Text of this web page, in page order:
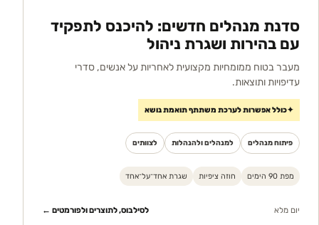
סדנת מנהלים חדשים: להיכנס לתפקיד
עם בהירות ושגרת ניהול
מעבר בטוח ממומחיות מקצועית לאחריות על אנשים, סדרי
עדיפויות ותוצאות.
✦כולל אפשרות לערכת משתתף תואמת נושא
פיתוח מנהלים למנהלים ולהנהלות לצוותים
מפת 90 הימים חוזה ציפיות שגרת אחד־על־אחד
יום מלא לסילבוס, לתוצרים ולפורמטים ←